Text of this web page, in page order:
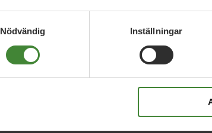
Nödvändig
Inställningar